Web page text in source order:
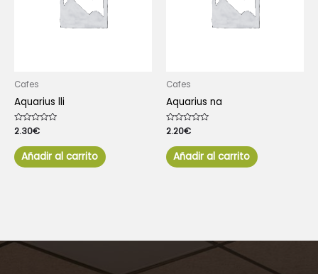
Cafes
Aquarius lli
Valorado
con
de
5
2.30€
Añadir al carrito
Cafes
Aquarius na
Valorado
con
de
5
2.20€
Añadir al carrito